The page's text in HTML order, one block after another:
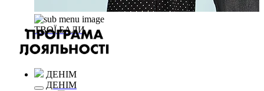
ТВОЇ БАЛИ
ДЕНІМ
ДЕНІМ